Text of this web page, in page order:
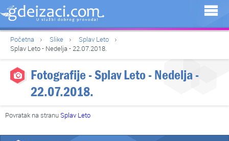
Početna Slike
Splav Leto
Splav Leto - Nedelja - 22.07.2018.
Fotografije - Splav Leto - Nedelja -
22.07.2018.
Povratak na stranu Splav Leto